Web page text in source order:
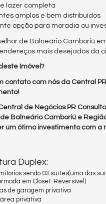
lazer completa
amplos e bem distribuídos
opção para moradia ou
de Balneário Camboriú
mais desejados da
Imóvel?
contato com nós da Central
de Negócios PR
Balneário Camboriú e
um ótimo investimento com a
Duplex:
sendo 03 suítes(uma das
em Closet-Reversível)
de garagem privativa
área privativa